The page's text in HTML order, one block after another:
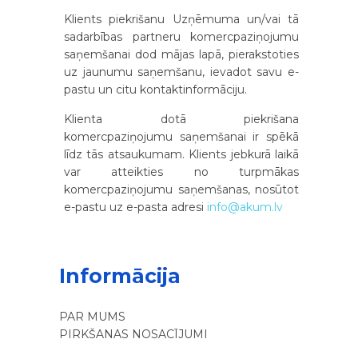
Klients piekrišanu Uzņēmuma un/vai tā
sadarbības partneru komercpaziņojumu
saņemšanai dod mājas lapā, pierakstoties
uz jaunumu saņemšanu, ievadot savu e-
pastu un citu kontaktinformāciju.
Klienta dotā piekrišana
komercpaziņojumu saņemšanai ir spēkā
līdz tās atsaukumam. Klients jebkurā laikā
var atteikties no turpmākas
komercpaziņojumu saņemšanas, nosūtot
e-pastu uz e-pasta adresi info@akum.lv
Informācija
PAR MUMS
PIRKŠANAS NOSACĪJUMI